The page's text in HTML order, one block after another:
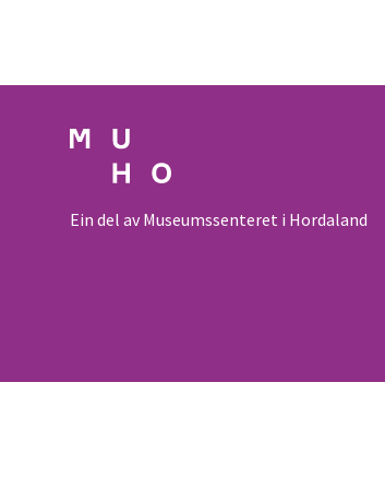
Ein del av Museumssenteret i Hordaland